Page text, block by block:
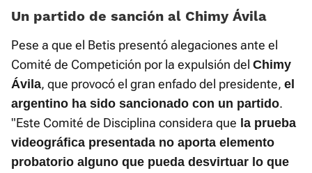
Un partido de sanción al Chimy Ávila
Pese a que el Betis presentó alegaciones ante el
Comité de Competición por la expulsión del Chimy
Ávila, que provocó el gran enfado del presidente, el
argentino ha sido sancionado con un partido.
"Este Comité de Disciplina considera que la prueba
videográfica presentada no aporta elemento
probatorio alguno que pueda desvirtuar lo que